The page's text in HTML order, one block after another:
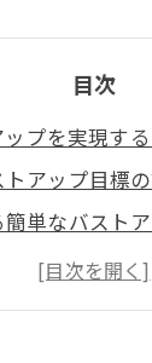
目次
プを実現す
アップ目標
単なバスト
トアップに与え
トアップに